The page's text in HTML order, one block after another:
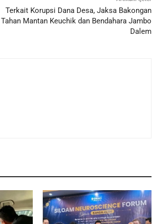
Terkait Korupsi Dana Desa, Jaksa Bakongan
Tahan Mantan Keuchik dan Bendahara Jambo
Dalem